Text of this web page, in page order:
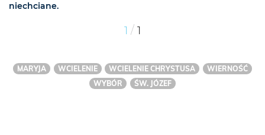
niechciane.
1 / 1
MARYJA WCIELENIE WCIELENIE CHRYSTUSA
WIERNOŚĆ
WYBÓR
ŚW. JÓZEF